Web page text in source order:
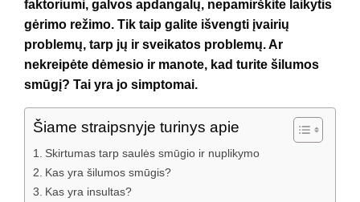
faktoriumi, galvos apdangalų, nepamirškite laikytis
gėrimo režimo. Tik taip galite išvengti įvairių
problemų, tarp jų ir sveikatos problemų. Ar
nekreipėte dėmesio ir manote, kad turite šilumos
smūgį? Tai yra jo simptomai.
Šiame straipsnyje turinys apie
Skirtumas tarp saulės smūgio ir nuplikymo
Kas yra šilumos smūgis?
Kas yra insultas?